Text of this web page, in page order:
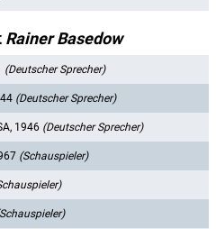
Rainer Basedow
(Deutscher Sprecher)
(Deutscher Sprecher)
1946 (Deutscher Sprecher)
(Schauspieler)